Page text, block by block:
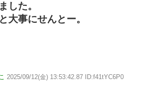
した。
大事にせんとー。
2025/09/12(金) 13:53:42.87 ID:f41tYC6P0